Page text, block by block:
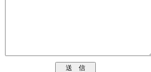
送 信